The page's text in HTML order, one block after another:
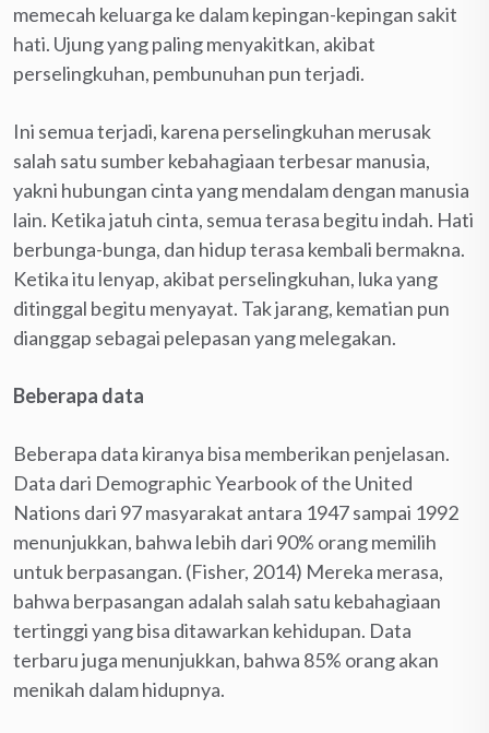
memecah keluarga ke dalam kepingan-kepingan sakit
hati. Ujung yang paling menyakitkan, akibat
perselingkuhan, pembunuhan pun terjadi.
Ini semua terjadi, karena perselingkuhan merusak
salah satu sumber kebahagiaan terbesar manusia,
yakni hubungan cinta yang mendalam dengan manusia
lain. Ketika jatuh cinta, semua terasa begitu indah. Hati
berbunga-bunga, dan hidup terasa kembali bermakna.
Ketika itu lenyap, akibat perselingkuhan, luka yang
ditinggal begitu menyayat. Tak jarang, kematian pun
dianggap sebagai pelepasan yang melegakan.
Beberapa data
Beberapa data kiranya bisa memberikan penjelasan.
Data dari Demographic Yearbook of the United
Nations dari 97 masyarakat antara 1947 sampai 1992
menunjukkan, bahwa lebih dari 90% orang memilih
untuk berpasangan. (Fisher, 2014) Mereka merasa,
bahwa berpasangan adalah salah satu kebahagiaan
tertinggi yang bisa ditawarkan kehidupan. Data
terbaru juga menunjukkan, bahwa 85% orang akan
menikah dalam hidupnya.